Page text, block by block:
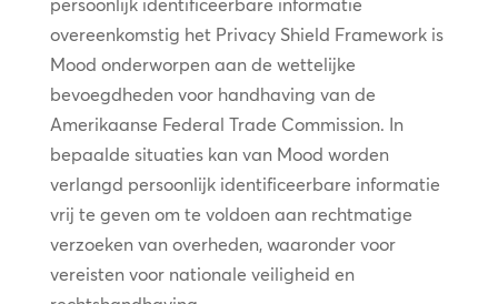
persoonlijk identificeerbare informatie
overeenkomstig het Privacy Shield Framework is
Mood onderworpen aan de wettelijke
bevoegdheden voor handhaving van de
Amerikaanse Federal Trade Commission. In
bepaalde situaties kan van Mood worden
verlangd persoonlijk identificeerbare informatie
vrij te geven om te voldoen aan rechtmatige
verzoeken van overheden, waaronder voor
vereisten voor nationale veiligheid en